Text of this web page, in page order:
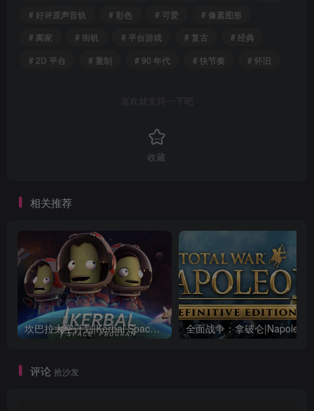
# 好评原声音轨
# 彩色 # 可爱
# 像素图形
# 阖家
# 街机 # 平台游戏 # 复古
# 经典
# 2D 平台
# 重制 # 90 年代 # 快节奏 # 怀旧
喜欢就支持一下吧
收藏
相关推荐
坎巴拉太空计划|Kerbal Space Program|1.12.5.3190|整合全DLC
评论 抢沙发